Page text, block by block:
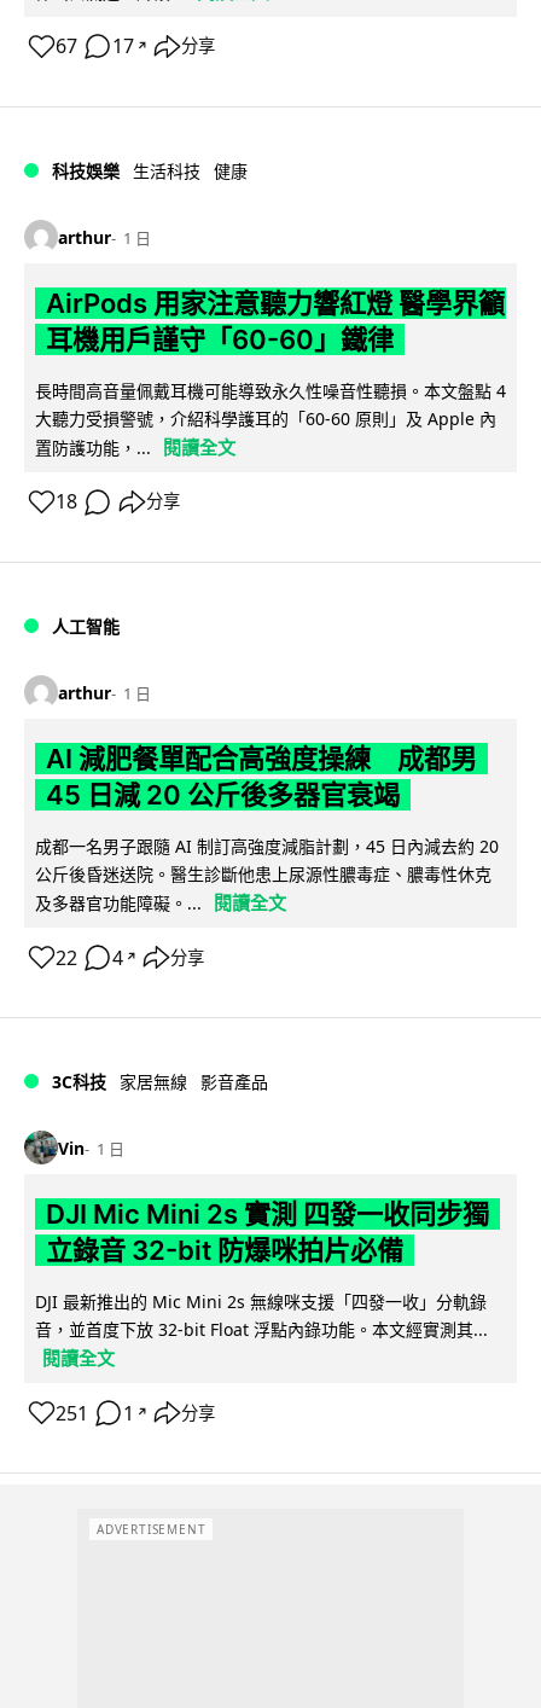
67 17 ↗ 分享
科技娛樂 生活科技 健康
arthur 1 日
AirPods 用家注意聽力響紅燈 醫學界籲
耳機用戶謹守「60-60」鐵律
長時間高音量佩戴耳機可能導致永久性噪音性聽損。本文盤點 4
大聽力受損警號，介紹科學護耳的「60-60 原則」及 Apple 內
置防護功能，...
閱讀全文
18 分享
人工智能
arthur 1 日
AI 減肥餐單配合高強度操練 成都男
45 日減 20 公斤後多器官衰竭
成都一名男子跟隨 AI 制訂高強度減脂計劃，45 日內減去約 20
公斤後昏迷送院。醫生診斷他患上尿源性膿毒症、膿毒性休克
及多器官功能障礙。...
閱讀全文
22 4 ↗ 分享
3C科技 家居無線 影音產品
Vin 1 日
DJI Mic Mini 2s 實測 四發一收同步獨
立錄音 32-bit 防爆咪拍片必備
DJI 最新推出的 Mic Mini 2s 無線咪支援「四發一收」分軌錄
音，並首度下放 32-bit Float 浮點內錄功能。本文經實測其...
閱讀全文
251 1 ↗ 分享
ADVERTISEMENT